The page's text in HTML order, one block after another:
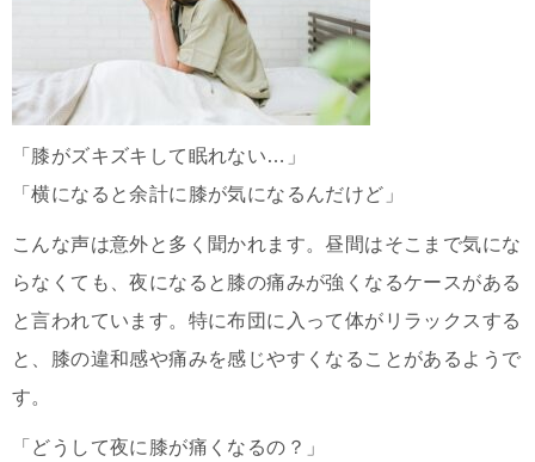
「膝がズキズキして眠れない…」
「横になると余計に膝が気になるんだけど」
こんな声は意外と多く聞かれます。昼間はそこまで気にな
らなくても、夜になると膝の痛みが強くなるケースがある
と言われています。特に布団に入って体がリラックスする
と、膝の違和感や痛みを感じやすくなることがあるようで
す。
「どうして夜に膝が痛くなるの？」